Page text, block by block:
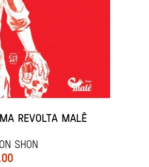
REVOLTA MALÊ
Shon